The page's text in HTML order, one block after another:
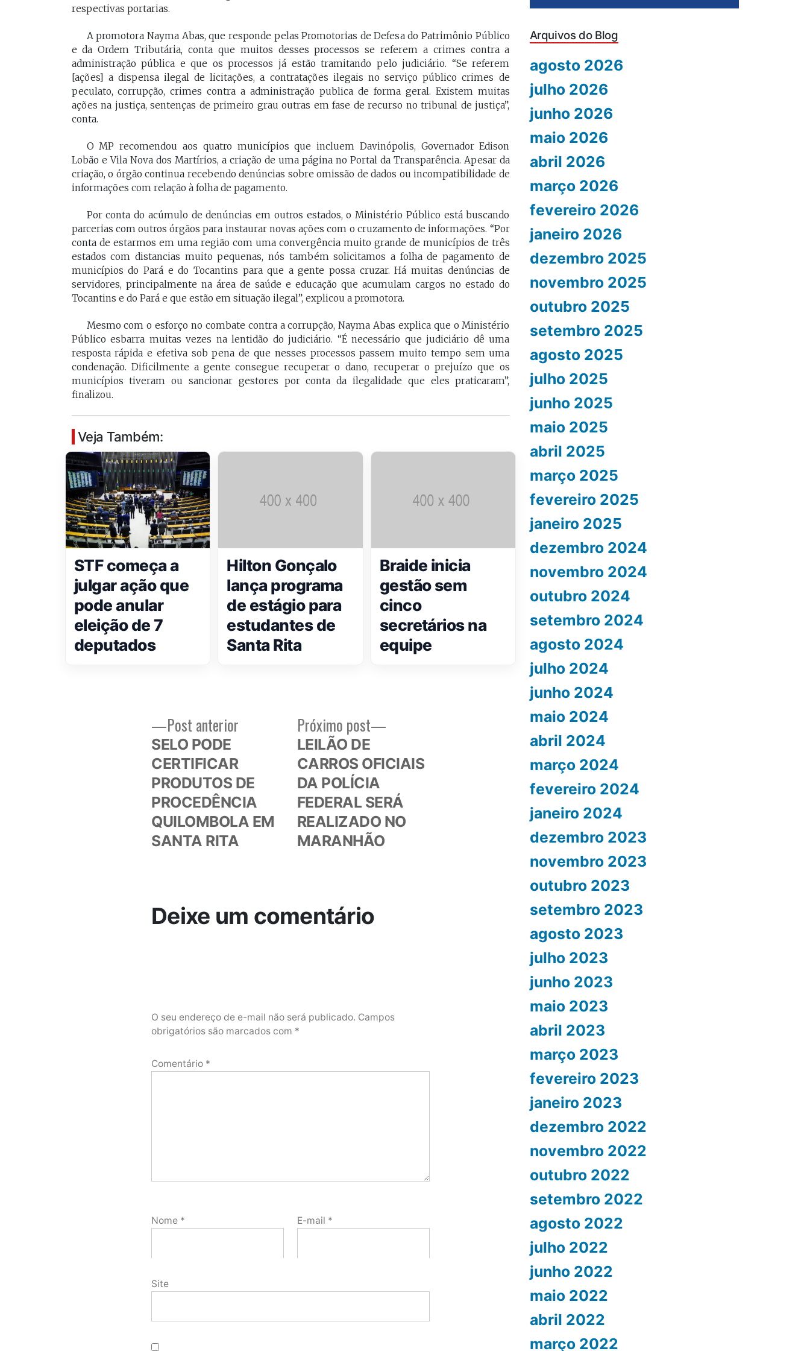
respectivas portarias.
A promotora Nayma Abas, que responde pelas Promotorias de Defesa do Patrimônio Público
e da Ordem Tributária, conta que muitos desses processos se referem a crimes contra a
administração pública e que os processos já estão tramitando pelo judiciário. “Se referem
[ações] a dispensa ilegal de licitações, a contratações ilegais no serviço público crimes de
peculato, corrupção, crimes contra a administração publica de forma geral. Existem muitas
ações na justiça, sentenças de primeiro grau outras em fase de recurso no tribunal de justiça”,
conta.
O MP recomendou aos quatro municípios que incluem Davinópolis, Governador Edison
Lobão e Vila Nova dos Martírios, a criação de uma página no Portal da Transparência. Apesar da
criação, o órgão continua recebendo denúncias sobre omissão de dados ou incompatibilidade de
informações com relação à folha de pagamento.
Por conta do acúmulo de denúncias em outros estados, o Ministério Público está buscando
parcerias com outros órgãos para instaurar novas ações com o cruzamento de informações. “Por
conta de estarmos em uma região com uma convergência muito grande de municípios de três
estados com distancias muito pequenas, nós também solicitamos a folha de pagamento de
municípios do Pará e do Tocantins para que a gente possa cruzar. Há muitas denúncias de
servidores, principalmente na área de saúde e educação que acumulam cargos no estado do
Tocantins e do Pará e que estão em situação ilegal”, explicou a promotora.
Mesmo com o esforço no combate contra a corrupção, Nayma Abas explica que o Ministério
Público esbarra muitas vezes na lentidão do judiciário. “É necessário que judiciário dê uma
resposta rápida e efetiva sob pena de que nesses processos passem muito tempo sem uma
condenação. Dificilmente a gente consegue recuperar o dano, recuperar o prejuízo que os
municípios tiveram ou sancionar gestores por conta da ilegalidade que eles praticaram”,
finalizou.
Veja Também:
STF começa a
julgar ação que
pode anular
eleição de 7
deputados
Hilton Gonçalo
lança programa
de estágio para
estudantes de
Santa Rita
Braide inicia
gestão sem
cinco
secretários na
equipe
Navegação
Post anterior
SELO PODE
CERTIFICAR
PRODUTOS DE
PROCEDÊNCIA
QUILOMBOLA EM
SANTA RITA
Próximo post
Próximo
LEILÃO DE
CARROS OFICIAIS
DA POLÍCIA
FEDERAL SERÁ
REALIZADO NO
MARANHÃO
Deixe um comentário
O seu endereço de e-mail não será publicado. Campos
obrigatórios são marcados com *
Comentário *
Nome * E-mail *
Site
Arquivos do Blog
agosto 2026
julho 2026
junho 2026
maio 2026
abril 2026
março 2026
fevereiro 2026
janeiro 2026
dezembro 2025
novembro 2025
outubro 2025
setembro 2025
agosto 2025
julho 2025
junho 2025
maio 2025
abril 2025
março 2025
fevereiro 2025
janeiro 2025
dezembro 2024
novembro 2024
outubro 2024
setembro 2024
agosto 2024
julho 2024
junho 2024
maio 2024
abril 2024
março 2024
fevereiro 2024
janeiro 2024
dezembro 2023
novembro 2023
outubro 2023
setembro 2023
agosto 2023
julho 2023
junho 2023
maio 2023
abril 2023
março 2023
fevereiro 2023
janeiro 2023
dezembro 2022
novembro 2022
outubro 2022
setembro 2022
agosto 2022
julho 2022
junho 2022
maio 2022
abril 2022
março 2022